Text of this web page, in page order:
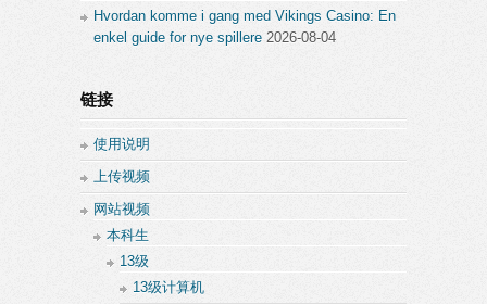
Hvordan komme i gang med Vikings Casino: En
enkel guide for nye spillere 2026-08-04
链接
使用说明
上传视频
网站视频
本科生
13级
13级计算机